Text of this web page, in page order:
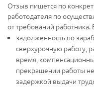
Отзыв пишется по
работодателя по
от требований
задолженность по
сверхурочную работу,
время,
прекращении работы
задержкой выдачи